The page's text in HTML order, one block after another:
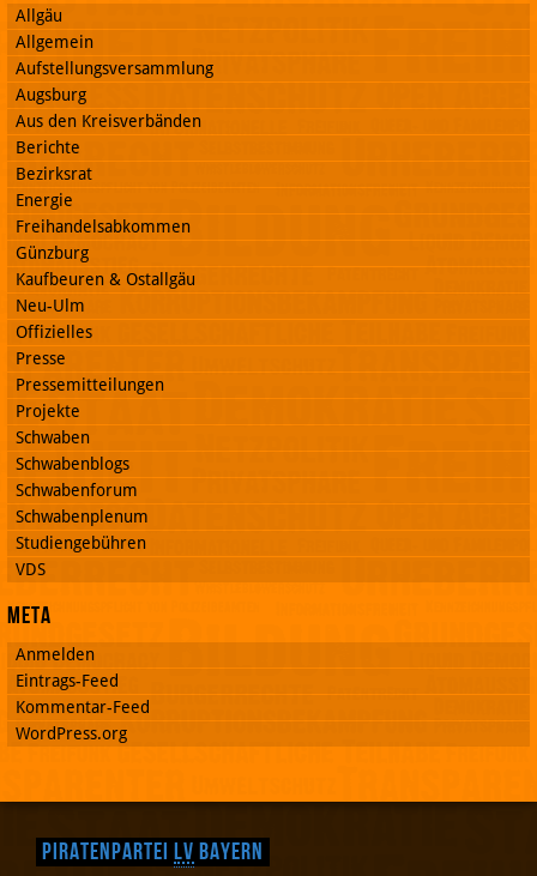
Allgäu
Allgemein
Aufstellungsversammlung
Augsburg
Aus den Kreisverbänden
Berichte
Bezirksrat
Energie
Freihandelsabkommen
Günzburg
Kaufbeuren & Ostallgäu
Neu-Ulm
Offizielles
Presse
Pressemitteilungen
Projekte
Schwaben
Schwabenblogs
Schwabenforum
Schwabenplenum
Studiengebühren
VDS
Meta
Anmelden
Eintrags-Feed
Kommentar-Feed
WordPress.org
Piratenpartei LV Bayern